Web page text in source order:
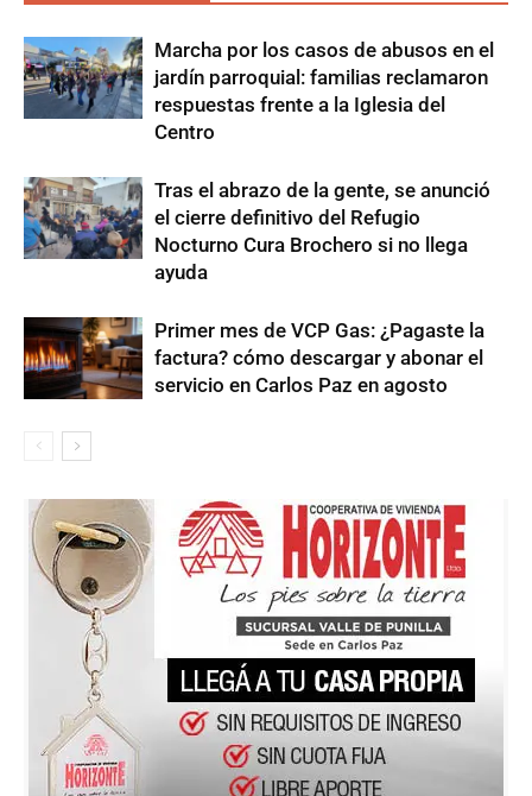
Marcha por los casos de abusos en el
jardín parroquial: familias reclamaron
respuestas frente a la Iglesia del
Centro
Tras el abrazo de la gente, se anunció
el cierre definitivo del Refugio
Nocturno Cura Brochero si no llega
ayuda
Primer mes de VCP Gas: ¿Pagaste la
factura? cómo descargar y abonar el
servicio en Carlos Paz en agosto